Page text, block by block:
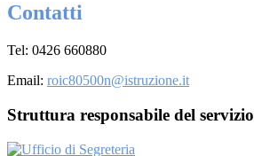
Contatti
Tel: 0426 660880
Email: roic80500n@istruzione.it
Struttura responsabile del servizio